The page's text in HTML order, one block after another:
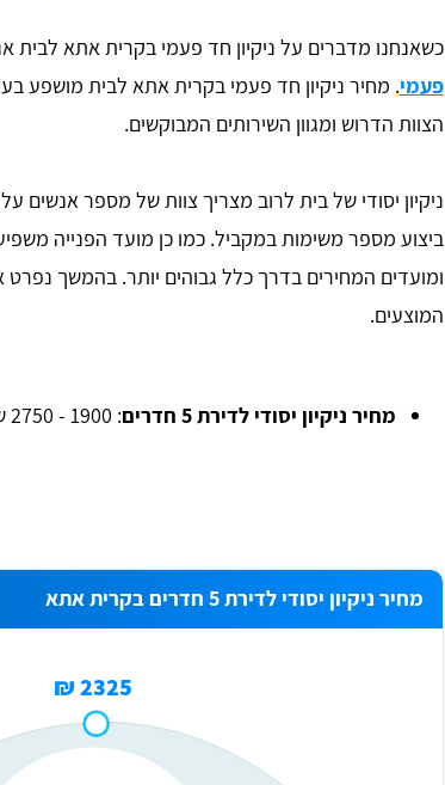
כשאנחנו מדברים על ניקיון חד פעמי בקרית אתא לבית
פעמי. מחיר ניקיון חד פעמי בקרית אתא לבית מושפע
הצוות הדרוש ומגוון השירותים המבוקשים.
ניקיון יסודי של בית לרוב מצריך צוות של מספר
ביצוע מספר משימות במקביל. כמו כן מועד הפנייה
ומועדים המחירים בדרך כלל גבוהים יותר. בהמשך נפרט
המוצעים.
מחיר ניקיון יסודי לדירת 5 חדרים : 1900 - 2750 ש"ח.
מחיר ניקיון יסודי לדירת 5 חדרים בקרית אתא
2325 ₪